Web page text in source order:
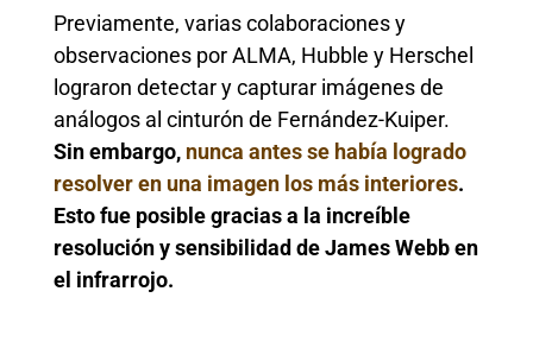
Previamente, varias colaboraciones y
observaciones por ALMA, Hubble y Herschel
lograron detectar y capturar imágenes de
análogos al cinturón de Fernández-Kuiper.
Sin embargo, nunca antes se había logrado
resolver en una imagen los más interiores.
Esto fue posible gracias a la increíble
resolución y sensibilidad de James Webb en
el infrarrojo.